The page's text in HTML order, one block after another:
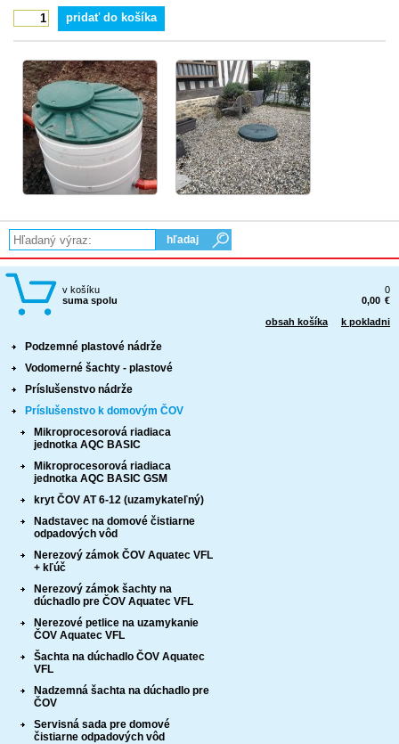
pridať do košíka
Oválne čistiarne odpadových vôd s integrovanou čerpacou stanicou
Oválne čistiarne odpadových vôd s MBBR technológiu
Nadzemné oválne čistiarne odpadových vôd
Garantované hodnoty oválnych ČOV
Referencie - ČOV do 250 EO
Veľké čistiarne odpadových vôd
Referencie - ČOV AT ovál MAXI
Servis domových čistiarní odpadových vôd
Podzemné plastové nádrže
Nízkoprofilové podzemné plastové nádrže
Stojaté podzemné plastové nádrže
Protipovodňové opatrenia
Vodomerné šachty
Zákazková výroba atypických výrobkov z plastu
Plastové dosky
Certifikáty a patenty
Cenová ponuka
Referencie
Ako nás nájdete?
Fotogaléria - ČOV a nádrže
Na stiahnutie
Internetový obchod - plastové nádrže
v košíku
0
suma spolu
€
0,00
obsah košíka
k pokladni
Podzemné plastové nádrže
Vodomerné šachty - plastové
Príslušenstvo nádrže
Príslušenstvo k domovým ČOV
Mikroprocesorová riadiaca
jednotka AQC BASIC
Mikroprocesorová riadiaca
jednotka AQC BASIC GSM
kryt ČOV AT 6-12 (uzamykateľný)
Nadstavec na domové čistiarne
odpadových vôd
Nerezový zámok ČOV Aquatec VFL
+ kľúč
Nerezový zámok šachty na
dúchadlo pre ČOV Aquatec VFL
Nerezové petlice na uzamykanie
ČOV Aquatec VFL
Šachta na dúchadlo ČOV Aquatec
VFL
Nadzemná šachta na dúchadlo pre
ČOV
Servisná sada pre domové
čistiarne odpadových vôd